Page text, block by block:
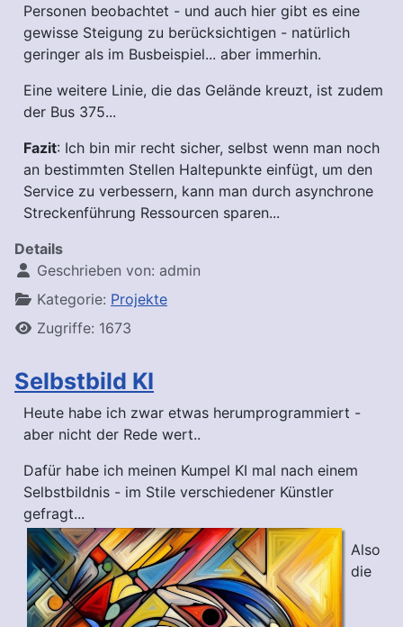
Personen beobachtet - und auch hier gibt es eine
gewisse Steigung zu berücksichtigen - natürlich
geringer als im Busbeispiel... aber immerhin.
Eine weitere Linie, die das Gelände kreuzt, ist zudem
der Bus 375...
Fazit: Ich bin mir recht sicher, selbst wenn man noch
an bestimmten Stellen Haltepunkte einfügt, um den
Service zu verbessern, kann man durch asynchrone
Streckenführung Ressourcen sparen...
Details
Geschrieben von: admin
Kategorie: Projekte
Zugriffe: 1673
Selbstbild KI
Heute habe ich zwar etwas herumprogrammiert -
aber nicht der Rede wert..
Dafür habe ich meinen Kumpel KI mal nach einem
Selbstbildnis - im Stile verschiedener Künstler
gefragt...
Also
die